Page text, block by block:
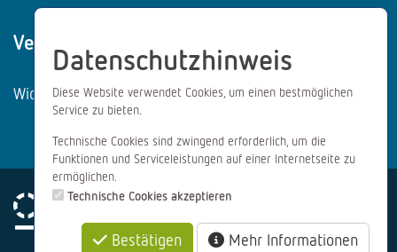
Vertrag wiederrufen:
Widerrufsformular
Impressum Datenschutz AGB
Datenschutzhinweis
Diese Website verwendet Cookies, um einen bestmöglichen
Service zu bieten.
Technische Cookies sind zwingend erforderlich, um die
Funktionen und Serviceleistungen auf einer Internetseite zu
ermöglichen.
Technische Cookies akzeptieren
Bestätigen Mehr Informationen